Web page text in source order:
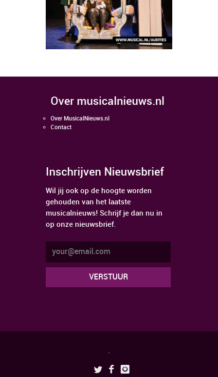
over musicalnieuws.nl
Over MusicalNieuws.nl
Contact
Inschrijven Nieuwsbrief
Wil jij ook op de hoogte worden
gehouden van het laatste
musicalnieuws! Schrijf je dan nu in
op onze nieuwsbrief.
.